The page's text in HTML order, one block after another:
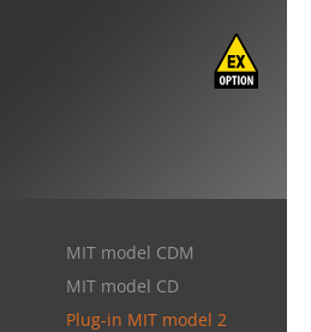
MIT model CDM
MIT model CD
Plug-in MIT model 2